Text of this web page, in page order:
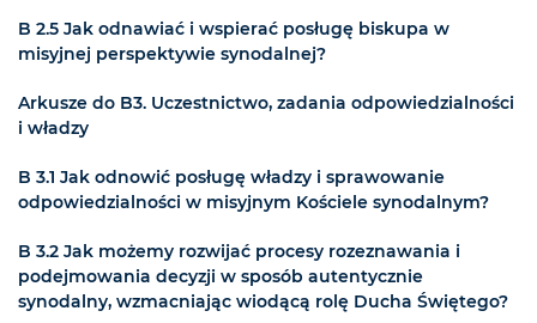
B 2.5 Jak odnawiać i wspierać posługę biskupa w
misyjnej perspektywie synodalnej?
Arkusze do B3. Uczestnictwo, zadania odpowiedzialności
i władzy
B 3.1 Jak odnowić posługę władzy i sprawowanie
odpowiedzialności w misyjnym Kościele synodalnym?
B 3.2 Jak możemy rozwijać procesy rozeznawania i
podejmowania decyzji w sposób autentycznie
synodalny, wzmacniając wiodącą rolę Ducha Świętego?